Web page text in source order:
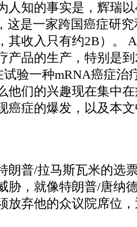
人知的事实是，辉瑞
这是一家跨国癌症研
其收入只有约2B）。
产品的生产，特别是
试验一种mRNA癌症治
他们的兴趣现在集中
癌症的爆发，以及本
朗普/拉马斯瓦米的选
胁，就像特朗普/唐纳
放弃他的众议院席位